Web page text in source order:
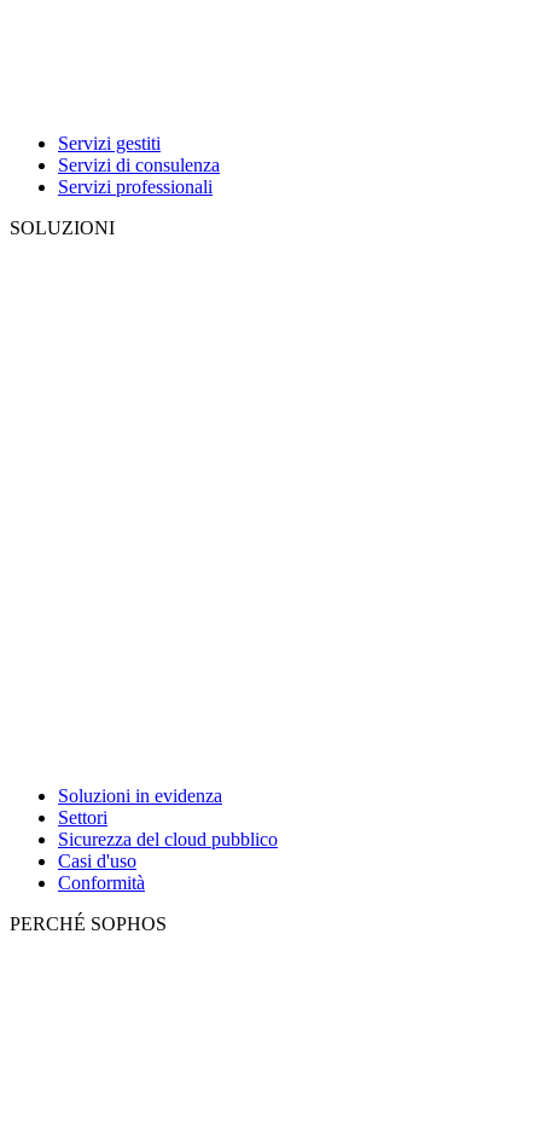
Servizi gestiti
Servizi di consulenza
Servizi professionali
SOLUZIONI
Soluzioni in evidenza
Settori
Sicurezza del cloud pubblico
Casi d'uso
Conformità
PERCHÉ SOPHOS